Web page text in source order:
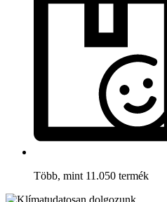
Több, mint 11.050 termék